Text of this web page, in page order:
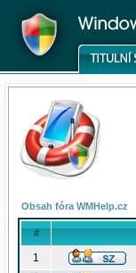
Obsah fóra WMHelp.cz
#
1